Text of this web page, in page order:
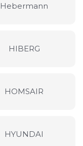
Hebermann
HIBERG
HOMSAIR
HYUNDAI